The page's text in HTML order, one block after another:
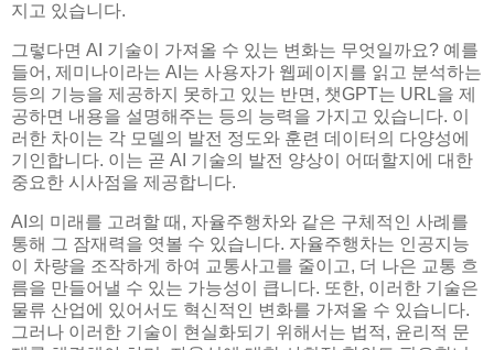
지고 있습니다.
그렇다면 AI 기술이 가져올 수 있는 변화는 무엇일까요? 예를
들어, 제미나이라는 AI는 사용자가 웹페이지를 읽고 분석하는
등의 기능을 제공하지 못하고 있는 반면, 챗GPT는 URL을 제
공하면 내용을 설명해주는 등의 능력을 가지고 있습니다. 이
러한 차이는 각 모델의 발전 정도와 훈련 데이터의 다양성에
기인합니다. 이는 곧 AI 기술의 발전 양상이 어떠할지에 대한
중요한 시사점을 제공합니다.
AI의 미래를 고려할 때, 자율주행차와 같은 구체적인 사례를
통해 그 잠재력을 엿볼 수 있습니다. 자율주행차는 인공지능
이 차량을 조작하게 하여 교통사고를 줄이고, 더 나은 교통 흐
름을 만들어낼 수 있는 가능성이 큽니다. 또한, 이러한 기술은
물류 산업에 있어서도 혁신적인 변화를 가져올 수 있습니다.
그러나 이러한 기술이 현실화되기 위해서는 법적, 윤리적 문